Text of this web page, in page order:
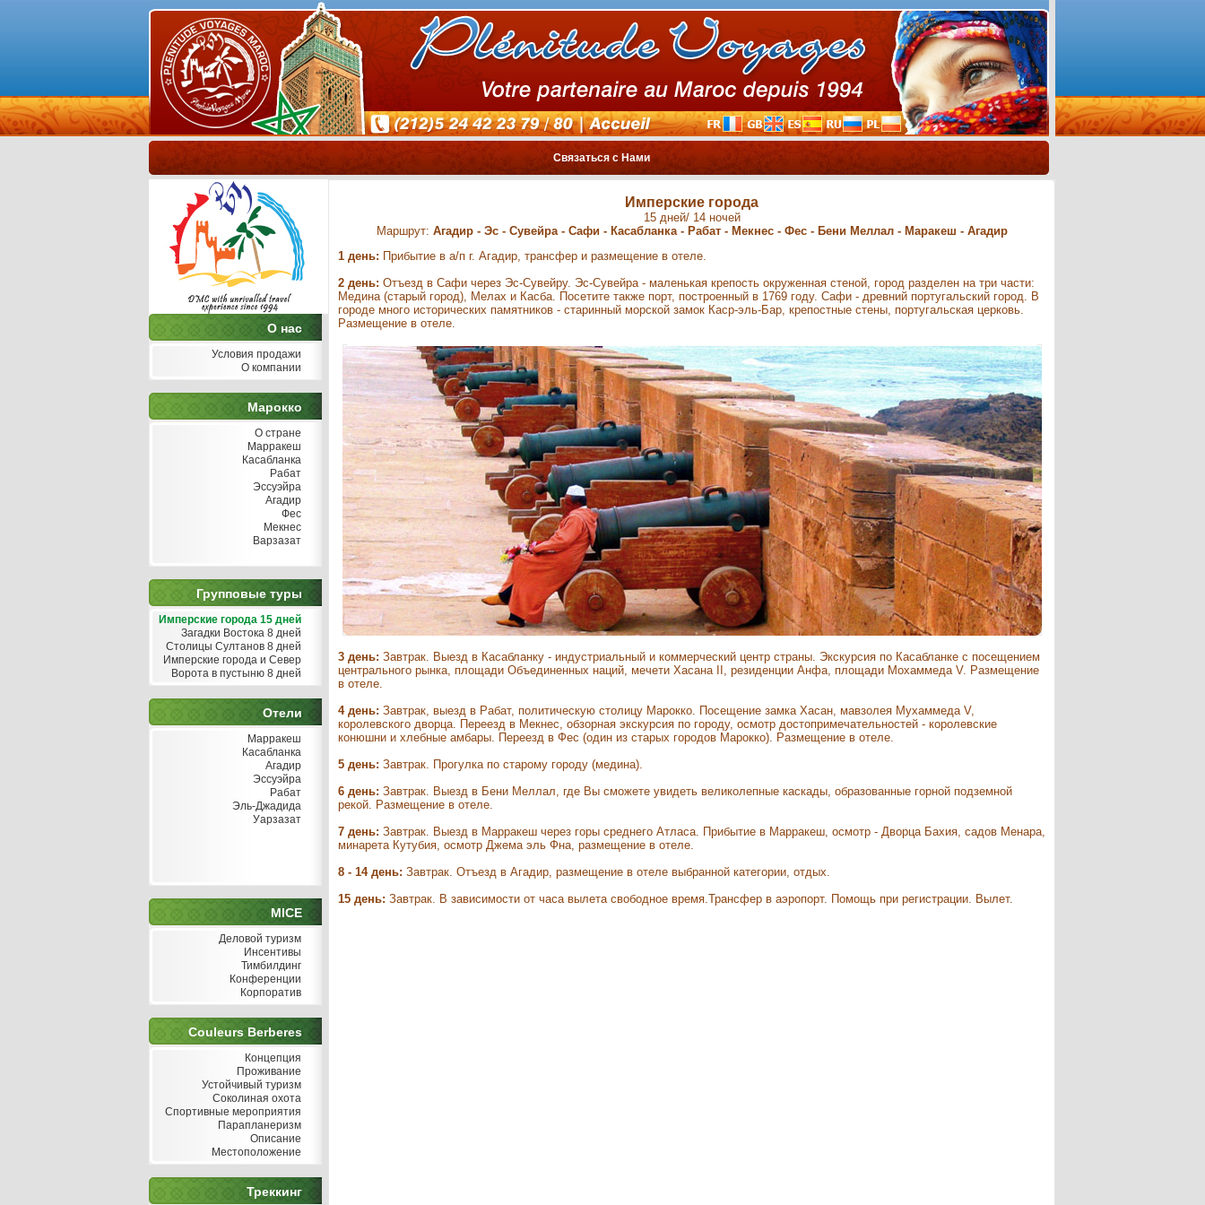
Связаться с Нами
О нас
Условия продажи
О компании
Марокко
О стране
Марракеш
Касабланка
Рабат
Эссуэйра
Агадир
Фес
Мекнес
Варзазат
Групповые туры
Имперские города 15 дней
Загадки Востока 8 дней
Столицы Султанов 8 дней
Имперские города и Север
Ворота в пустыню 8 дней
Отели
Марракеш
Касабланка
Агадир
Эссуэйра
Рабат
Эль-Джадида
Уарзазат
MICE
Деловой туризм
Инсентивы
Тимбилдинг
Конференции
Корпоратив
Couleurs Berberes
Концепция
Проживание
Устойчивый туризм
Соколиная охота
Спортивные мероприятия
Парапланеризм
Описание
Местоположение
Треккинг
Имперские города
15 дней/ 14 ночей
Маршрут: Агадир - Эс - Сувейра - Сафи - Касабланка - Рабат - Мекнес - Фес - Бени Меллал - Маракеш - Агадир
1 день: Прибытие в а/п г. Агадир, трансфер и размещение в отеле.
2 день: Отъезд в Сафи через Эс-Сувейру. Эс-Сувейра - маленькая крепость окруженная стеной, город разделен на три части:
Медина (старый город), Мелах и Касба. Посетите также порт, построенный в 1769 году. Сафи - древний португальский город. В
городе много исторических памятников - старинный морской замок Каср-эль-Бар, крепостные стены, португальская церковь.
Размещение в отеле.
3 день: Завтрак. Выезд в Касабланку - индустриальный и коммерческий центр страны. Экскурсия по Касабланке с посещением
центрального рынка, площади Объединенных наций, мечети Хасана II, резиденции Анфа, площади Мохаммеда V. Размещение
в отеле.
4 день: Завтрак, выезд в Рабат, политическую столицу Марокко. Посещение замка Хасан, мавзолея Мухаммеда V,
королевского дворца. Переезд в Мекнес, обзорная экскурсия по городу, осмотр достопримечательностей - королевские
конюшни и хлебные амбары. Переезд в Фес (один из старых городов Марокко). Размещение в отеле.
5 день: Завтрак. Прогулка по старому городу (медина).
6 день: Завтрак. Выезд в Бени Меллал, где Вы сможете увидеть великолепные каскады, образованные горной подземной
рекой. Размещение в отеле.
7 день: Завтрак. Выезд в Марракеш через горы среднего Атласа. Прибытие в Марракеш, осмотр - Дворца Бахия, садов Менара,
минарета Кутубия, осмотр Джема эль Фна, размещение в отеле.
8 - 14 день: Завтрак. Отъезд в Агадир, размещение в отеле выбранной категории, отдых.
15 день: Завтрак. В зависимости от часа вылета свободное время.Трансфер в аэропорт. Помощь при регистрации. Вылет.